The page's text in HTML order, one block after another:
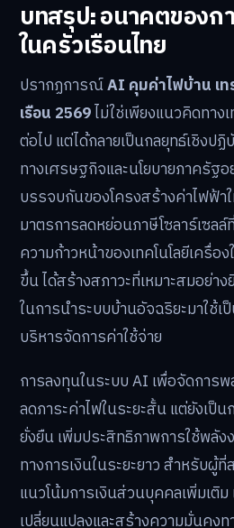
บทสรุป: อนาคตของก
ในครัวเรือนไทย
ปรากฏการณ์AI คุมค่าไฟบ้าน เ
เรือน 2569ไม่ใช่เพียงแนวคิดทาง
ต่อไป แต่ได้กลายเป็นกลยุทธ์เชิงป
ทางเศรษฐกิจและนโยบายภาครัฐ
บรรจบกันของโครงสร้างค่าไฟฟ้า
มาตรการลดหย่อนภาษีโซลาร์เซลล์
ความก้าวหน้าของเทคโนโลยีเครื่อ
ขึ้น ได้สร้างสภาวะที่เหมาะสมอย่า
ในการนำระบบบ้านอัจฉริยะมาใช้
บริหารจัดการค่าใช้จ่าย
การลงทุนในระบบ AI เพื่อจัดการพ
ลดภาระค่าไฟในระยะสั้น แต่ยังเป็
ยั่งยืน เพิ่มประสิทธิภาพการใช้พลั
ทางการเงินในระยะยาว สำหรับผู้ที่
แนวโน้มการเงินส่วนบุคคลเพิ่มเติ
เปลี่ยนแปลงและสร้างความมั่นคง